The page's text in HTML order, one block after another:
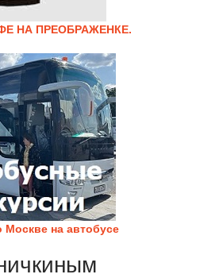
НА ПРЕОБРАЖЕНКЕ.
Москве на автобусе